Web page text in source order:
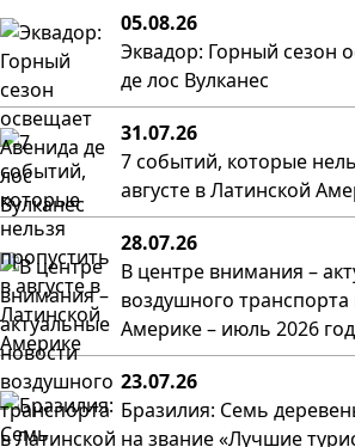
05.08.26
Эквадор: Горный сезон
де лос Вулканес
31.07.26
7 событий, которые
августе в Латинской
28.07.26
В центре внимания –
воздушного транспорта
Америке – июль 2026
23.07.26
Бразилия: Семь
на звание «Лучшие